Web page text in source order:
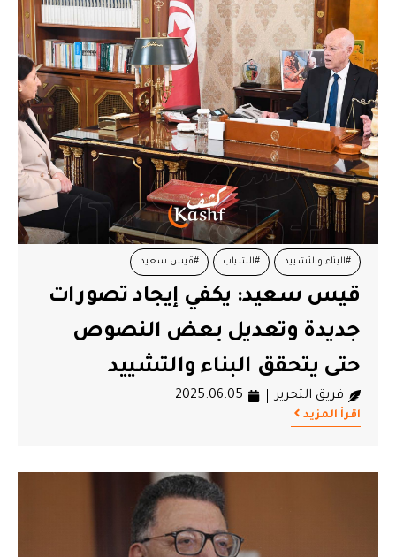
#البناء والتشييد #الشباب #قيس سعيد
قيس سعيد: يكفي إيجاد تصورات
جديدة وتعديل بعض النصوص
حتى يتحقق البناء والتشييد
فريق التحرير 2025.06.05
اقرأ المزيد